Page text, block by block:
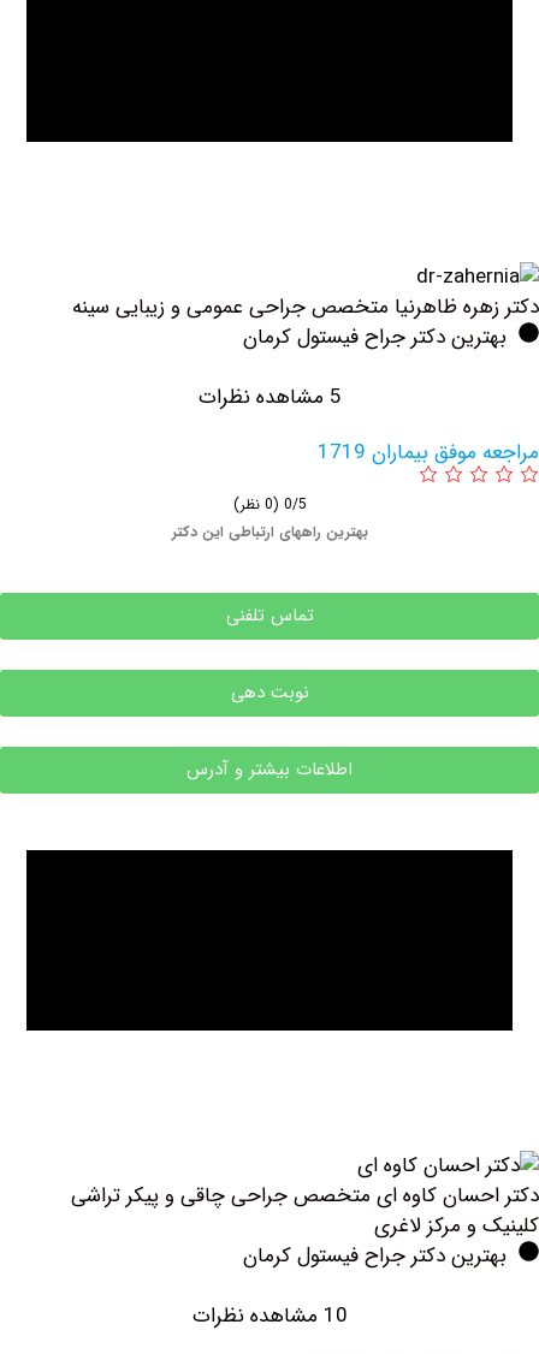
ظاهرنیا متخصص جراحی عمومی و زیبایی سینه
دکتر جراح فیستول کرمان
بیماران 1719
بهترین راههای ارتباطی این دکتر
تماس تلفنی
نوبت دهی
اطلاعات بیشتر و آدرس
کاوه ای متخصص جراحی چاقی و پیکر تراشی
مرکز لاغری
دکتر جراح فیستول کرمان